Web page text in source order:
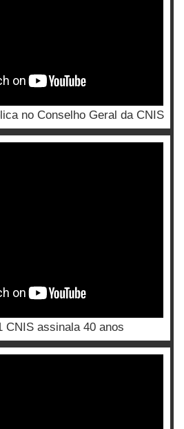
no Conselho Geral da CNIS
CNIS assinala 40 anos